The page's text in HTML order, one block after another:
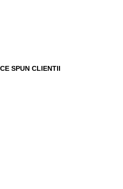
CE SPUN CLIENTII